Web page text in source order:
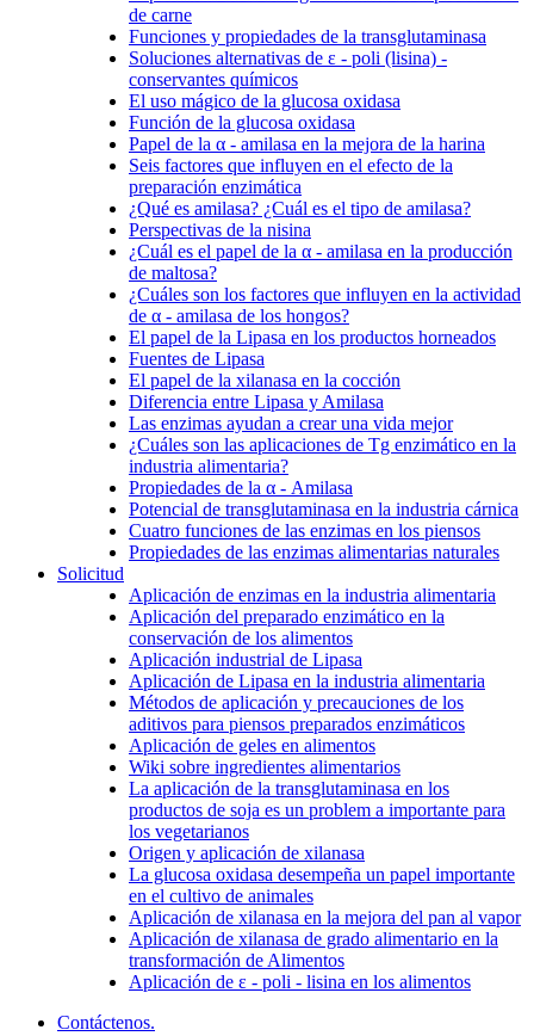
de carne
Funciones y propiedades de la transglutaminasa
Soluciones alternativas de ε - poli (lisina) -
conservantes químicos
El uso mágico de la glucosa oxidasa
Función de la glucosa oxidasa
Papel de la α - amilasa en la mejora de la harina
Seis factores que influyen en el efecto de la
preparación enzimática
¿Qué es amilasa? ¿Cuál es el tipo de amilasa?
Perspectivas de la nisina
¿Cuál es el papel de la α - amilasa en la producción
de maltosa?
¿Cuáles son los factores que influyen en la actividad
de α - amilasa de los hongos?
El papel de la Lipasa en los productos horneados
Fuentes de Lipasa
El papel de la xilanasa en la cocción
Diferencia entre Lipasa y Amilasa
Las enzimas ayudan a crear una vida mejor
¿Cuáles son las aplicaciones de Tg enzimático en la
industria alimentaria?
Propiedades de la α - Amilasa
Potencial de transglutaminasa en la industria cárnica
Cuatro funciones de las enzimas en los piensos
Propiedades de las enzimas alimentarias naturales
Solicitud
Aplicación de enzimas en la industria alimentaria
Aplicación del preparado enzimático en la
conservación de los alimentos
Aplicación industrial de Lipasa
Aplicación de Lipasa en la industria alimentaria
Métodos de aplicación y precauciones de los
aditivos para piensos preparados enzimáticos
Aplicación de geles en alimentos
Wiki sobre ingredientes alimentarios
La aplicación de la transglutaminasa en los
productos de soja es un problem a importante para
los vegetarianos
Origen y aplicación de xilanasa
La glucosa oxidasa desempeña un papel importante
en el cultivo de animales
Aplicación de xilanasa en la mejora del pan al vapor
Aplicación de xilanasa de grado alimentario en la
transformación de Alimentos
Aplicación de ε - poli - lisina en los alimentos
Contáctenos.